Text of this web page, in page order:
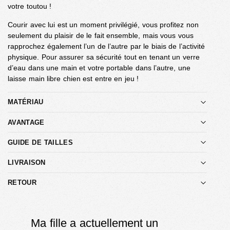
votre toutou !
Courir avec lui est un moment privilégié, vous profitez non
seulement du plaisir de le fait ensemble, mais vous vous
rapprochez également l’un de l’autre par le biais de l’activité
physique. Pour assurer sa sécurité tout en tenant un verre
d’eau dans une main et votre portable dans l’autre, une
laisse main libre chien est entre en jeu !
MATÉRIAU
AVANTAGE
GUIDE DE TAILLES
LIVRAISON
RETOUR
Ma fille a actuellement un